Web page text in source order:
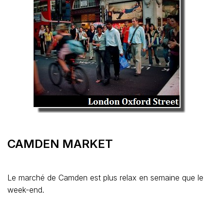
CAMDEN MARKET
Le marché de Camden est plus relax en semaine que le
week-end.